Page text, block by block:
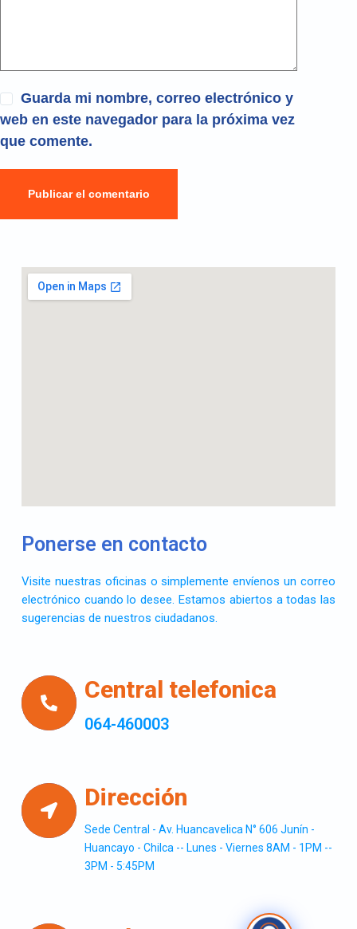
Guarda mi nombre, correo electrónico y
web en este navegador para la próxima vez
que comente.
Publicar el comentario
Ponerse en contacto
Visite nuestras oficinas o simplemente envíenos un correo
electrónico cuando lo desee. Estamos abiertos a todas las
sugerencias de nuestros ciudadanos.
Central telefonica
064-460003
Dirección
Sede Central - Av. Huancavelica N° 606 Junín -
Huancayo - Chilca -- Lunes - Viernes 8AM - 1PM --
3PM - 5:45PM